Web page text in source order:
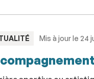
Mis à jour le 24